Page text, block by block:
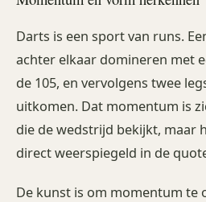
Darts is een sport van runs.
achter elkaar domineren met
de 105, en vervolgens twee
uitkomen. Dat momentum is
die de wedstrijd bekijkt, maar
direct weerspiegeld in de
De kunst is om momentum te